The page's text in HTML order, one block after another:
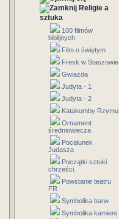
Religie a
sztuka
100 filmów
biblijnych
Film o świętym
Fresk w Staszowie
Gwiazda
Judyta - 1
Judyta - 2
Katakumby Rzymu
Ornament
średniowiecza
Pocałunek
Judasza
Początki sztuki
chrześci.
Powstanie teatru
FR
Symbolika barw
Symbolika kamieni